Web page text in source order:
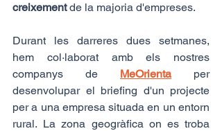
creixement de la majoria d'empreses.
Durant les darreres dues setmanes,
hem col·laborat amb els nostres
companys de MeOrienta per
desenvolupar el briefing d'un projecte
per a una empresa situada en un entorn
rural. La zona geogràfica on es troba